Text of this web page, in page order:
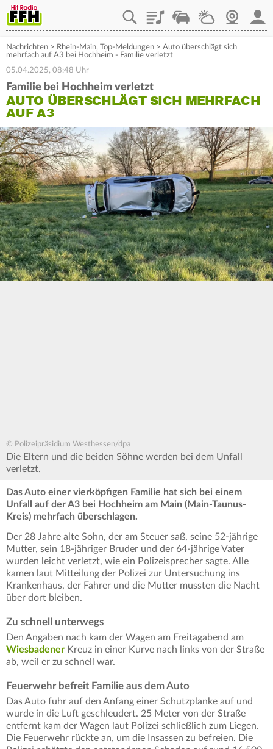
PlaylistStaupilotWetterWebcam
Nachrichten > Rhein-Main, Top-Meldungen > Auto überschlägt sich
mehrfach auf A3 bei Hochheim - Familie verletzt
05.04.2025, 08:48 Uhr
Familie bei Hochheim verletzt
AUTO ÜBERSCHLÄGT SICH MEHRFACH
AUF A3
© Polizeipräsidium Westhessen/dpa
Die Eltern und die beiden Söhne werden bei dem Unfall
verletzt.
Das Auto einer vierköpfigen Familie hat sich bei einem
Unfall auf der A3 bei Hochheim am Main (Main-Taunus-
Kreis) mehrfach überschlagen.
Der 28 Jahre alte Sohn, der am Steuer saß, seine 52-jährige
Mutter, sein 18-jähriger Bruder und der 64-jährige Vater
wurden leicht verletzt, wie ein Polizeisprecher sagte. Alle
kamen laut Mitteilung der Polizei zur Untersuchung ins
Krankenhaus, der Fahrer und die Mutter mussten die Nacht
über dort bleiben.
Zu schnell unterwegs
Den Angaben nach kam der Wagen am Freitagabend am
Wiesbadener Kreuz in einer Kurve nach links von der Straße
ab, weil er zu schnell war.
Feuerwehr befreit Familie aus dem Auto
Das Auto fuhr auf den Anfang einer Schutzplanke auf und
wurde in die Luft geschleudert. 25 Meter von der Straße
entfernt kam der Wagen laut Polizei schließlich zum Liegen.
Die Feuerwehr rückte an, um die Insassen zu befreien. Die